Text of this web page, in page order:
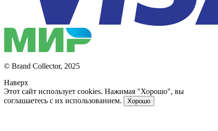
© Brand Collector, 2025
Наверх
Этот сайт использует cookies. Нажимая "Хорошо", вы
соглашаетесь с их использованием.
Хорошо